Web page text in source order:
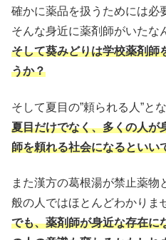
確かに薬品を扱うためには必
そんな身近に薬剤師がいたな
そして葵みどりは学校薬剤師
うか？
そして夏目の”頼られる人”と
夏目だけでなく、多くの人が
師を頼れる社会になるといい
また漢方の葛根湯が禁止薬物
般の人ではほとんどわかりま
でも、薬剤師が身近な存在に